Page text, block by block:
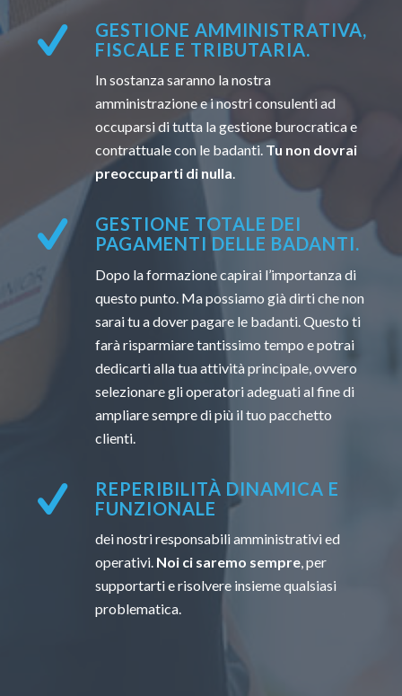
GESTIONE AMMINISTRATIVA,
FISCALE E TRIBUTARIA.
In sostanza saranno la nostra
amministrazione e i nostri consulenti ad
occuparsi di tutta la gestione burocratica e
contrattuale con le badanti. Tu non dovrai
preoccuparti di nulla.
GESTIONE TOTALE DEI
PAGAMENTI DELLE BADANTI.
Dopo la formazione capirai l’importanza di
questo punto. Ma possiamo già dirti che non
sarai tu a dover pagare le badanti. Questo ti
farà risparmiare tantissimo tempo e potrai
dedicarti alla tua attività principale, ovvero
selezionare gli operatori adeguati al fine di
ampliare sempre di più il tuo pacchetto
clienti.
REPERIBILITÀ DINAMICA E
FUNZIONALE
dei nostri responsabili amministrativi ed
operativi. Noi ci saremo sempre, per
supportarti e risolvere insieme qualsiasi
problematica.